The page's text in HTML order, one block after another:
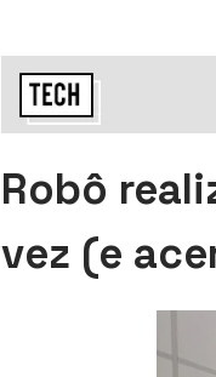
Robô
vez (e